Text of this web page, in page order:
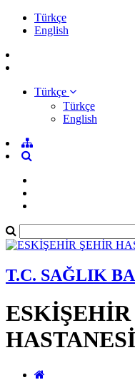
Türkçe
English
Türkçe
Türkçe
English
T.C. SAĞLIK
HASTANESİ